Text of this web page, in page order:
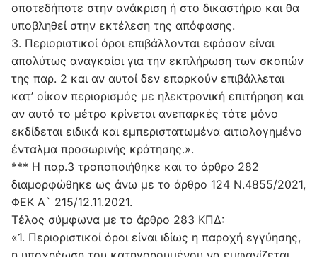
οποτεδήποτε στην ανάκριση ή στο δικαστήριο και θα
υποβληθεί στην εκτέλεση της απόφασης.
3. Περιοριστικοί όροι επιβάλλονται εφόσον είναι
απολύτως αναγκαίοι για την εκπλήρωση των σκοπών
της παρ. 2 και αν αυτοί δεν επαρκούν επιβάλλεται
κατ’ οίκον περιορισμός με ηλεκτρονική επιτήρηση και
αν αυτό το μέτρο κρίνεται ανεπαρκές τότε μόνο
εκδίδεται ειδικά και εμπεριστατωμένα αιτιολογημένο
ένταλμα προσωρινής κράτησης.».
*** Η παρ.3 τροποποιήθηκε και το άρθρο 282
διαμορφώθηκε ως άνω με το άρθρο 124 Ν.4855/2021,
ΦΕΚ Α` 215/12.11.2021.
Τέλος σύμφωνα με το άρθρο 283 ΚΠΔ:
«1. Περιοριστικοί όροι είναι ιδίως η παροχή εγγύησης,